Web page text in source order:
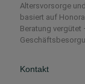
Altersvorsorge
basiert auf
Beratung
Kontakt